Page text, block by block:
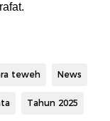
teweh News
Tahun 2025